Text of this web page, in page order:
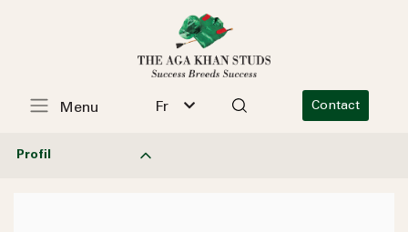
Fr Contact
Menu
Profil